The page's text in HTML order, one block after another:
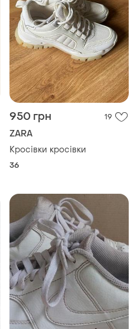
950 грн 19
ZARA
Кросівки кросівки
36